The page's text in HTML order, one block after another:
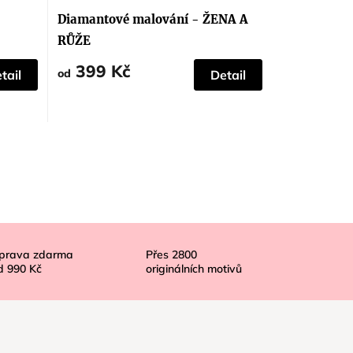
Diamantové malování - ŽENA A
RŮŽE
od 399 Kč Detail
zdarma
990 Kč
Přes 2800
originálních motivů